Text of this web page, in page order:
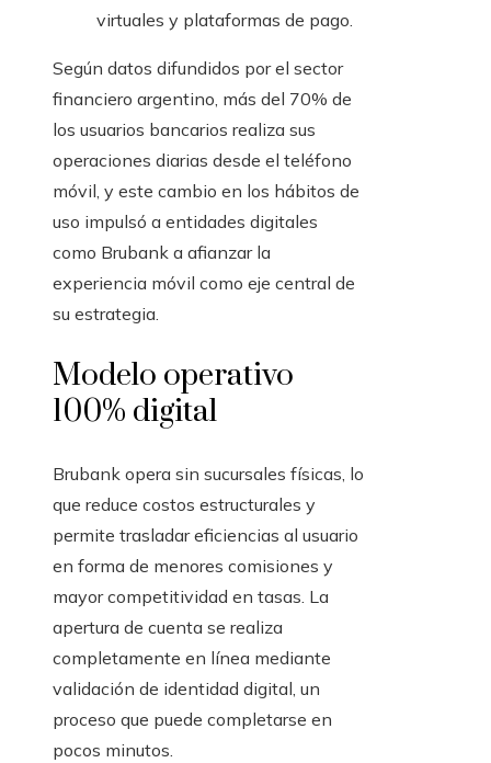
virtuales y plataformas de pago.
Según datos difundidos por el sector
financiero argentino, más del 70% de
los usuarios bancarios realiza sus
operaciones diarias desde el teléfono
móvil, y este cambio en los hábitos de
uso impulsó a entidades digitales
como Brubank a afianzar la
experiencia móvil como eje central de
su estrategia.
Modelo operativo
100% digital
Brubank opera sin sucursales físicas, lo
que reduce costos estructurales y
permite trasladar eficiencias al usuario
en forma de menores comisiones y
mayor competitividad en tasas. La
apertura de cuenta se realiza
completamente en línea mediante
validación de identidad digital, un
proceso que puede completarse en
pocos minutos.